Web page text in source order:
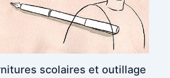
scolaires et outillage